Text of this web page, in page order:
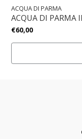
ACQUA DI PARMA
ACQUA DI PARMA
€60,00